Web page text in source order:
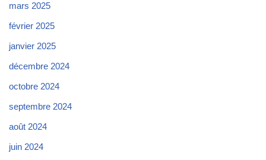
mars 2025
février 2025
janvier 2025
décembre 2024
octobre 2024
septembre 2024
août 2024
juin 2024